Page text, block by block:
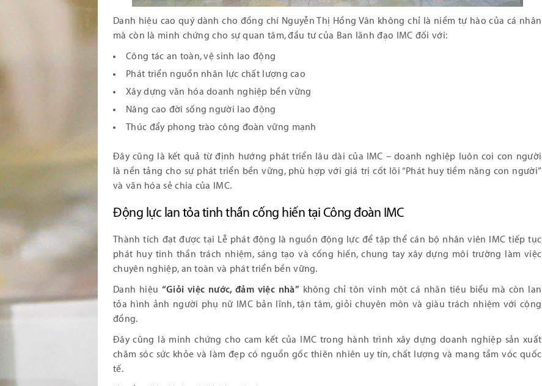
Danh hiệu cao quý dành cho đồng chí Nguyễn Thị Hồng Vân không chỉ là niềm tự hào của cá nhân
mà còn là minh chứng cho sự quan tâm, đầu tư của Ban lãnh đạo IMC đối với:
Công tác an toàn, vệ sinh lao động
Phát triển nguồn nhân lực chất lượng cao
Xây dựng văn hóa doanh nghiệp bền vững
Nâng cao đời sống người lao động
Thúc đẩy phong trào công đoàn vững mạnh
Đây cũng là kết quả từ định hướng phát triển lâu dài của IMC – doanh nghiệp luôn coi con người
là nền tảng cho sự phát triển bền vững, phù hợp với giá trị cốt lõi “Phát huy tiềm năng con người”
và văn hóa sẻ chia của IMC.
Động lực lan tỏa tinh thần cống hiến tại Công đoàn IMC
Thành tích đạt được tại Lễ phát động là nguồn động lực để tập thể cán bộ nhân viên IMC tiếp tục
phát huy tinh thần trách nhiệm, sáng tạo và cống hiến, chung tay xây dựng môi trường làm việc
chuyên nghiệp, an toàn và phát triển bền vững.
Danh hiệu “Giỏi việc nước, đảm việc nhà” không chỉ tôn vinh một cá nhân tiêu biểu mà còn lan
tỏa hình ảnh người phụ nữ IMC bản lĩnh, tận tâm, giỏi chuyên môn và giàu trách nhiệm với cộng
đồng.
Đây cũng là minh chứng cho cam kết của IMC trong hành trình xây dựng doanh nghiệp sản xuất
chăm sóc sức khỏe và làm đẹp có nguồn gốc thiên nhiên uy tín, chất lượng và mang tầm vóc quốc
tế.